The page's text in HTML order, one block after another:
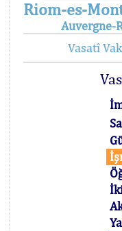
Riom-es-
Auvergne-
Vasatî